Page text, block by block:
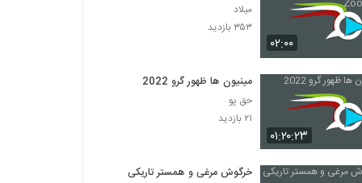
۰۲:۰۰
میلاد
۳۵۳ بازدید
۰۱:۲۰:۲۳
مینیون ها ظهور گرو 2022
حق پو
۲۱ بازدید
خرگوش مرغی و همستر تاریکی